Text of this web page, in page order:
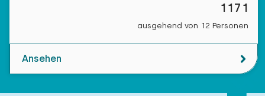
1171
ausgehend von 12 Personen
Ansehen